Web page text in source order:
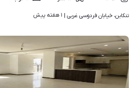
تنکابن، خیابان فردوسی غربی | ۱ هفته پیش